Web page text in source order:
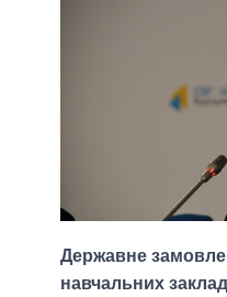
Державне
навчальних